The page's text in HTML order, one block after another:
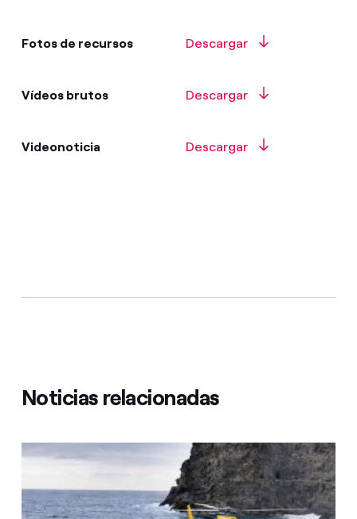
Fotos de recursos Descargar
Vídeos brutos Descargar
Videonoticia Descargar
Noticias relacionadas